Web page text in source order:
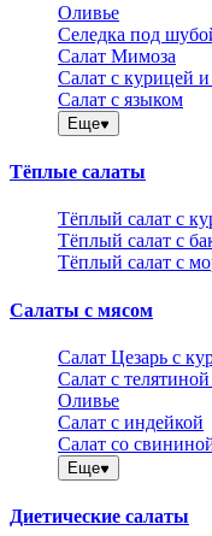
Оливье
Селедка под
Салат Мимоза
Салат с курицей
Салат с языком
Еще
Тёплые салаты
Тёплый салат с
Тёплый салат с
Тёплый салат с
Салаты с мясом
Салат Цезарь с
Салат с
Оливье
Салат с индейкой
Салат со
Еще
Диетические салаты